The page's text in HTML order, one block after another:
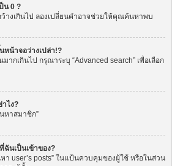
น 0 ?
งเกินไป ลองเปลี่ยนคำอาจช่วยให้คุณค้นหาพบ
น้าจอว่างเปล่า!?
กเกินไป กรุณาระบุ “Advanced search” เพื่อเลือก
ไง?
หาสมาชิก”
ฉันเป็นเข้าของ?
user’s posts” ในแป้นควบคุมของผู้ใช้ หรือในส่วน